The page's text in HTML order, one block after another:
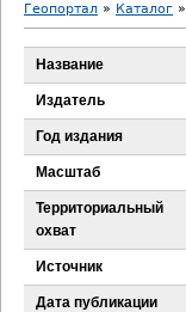
В
ы
д
е
с
Геопортал » Каталог »
Название
Издатель
Год издания
Масштаб
Территориальный
охват
Источник
Дата публикации